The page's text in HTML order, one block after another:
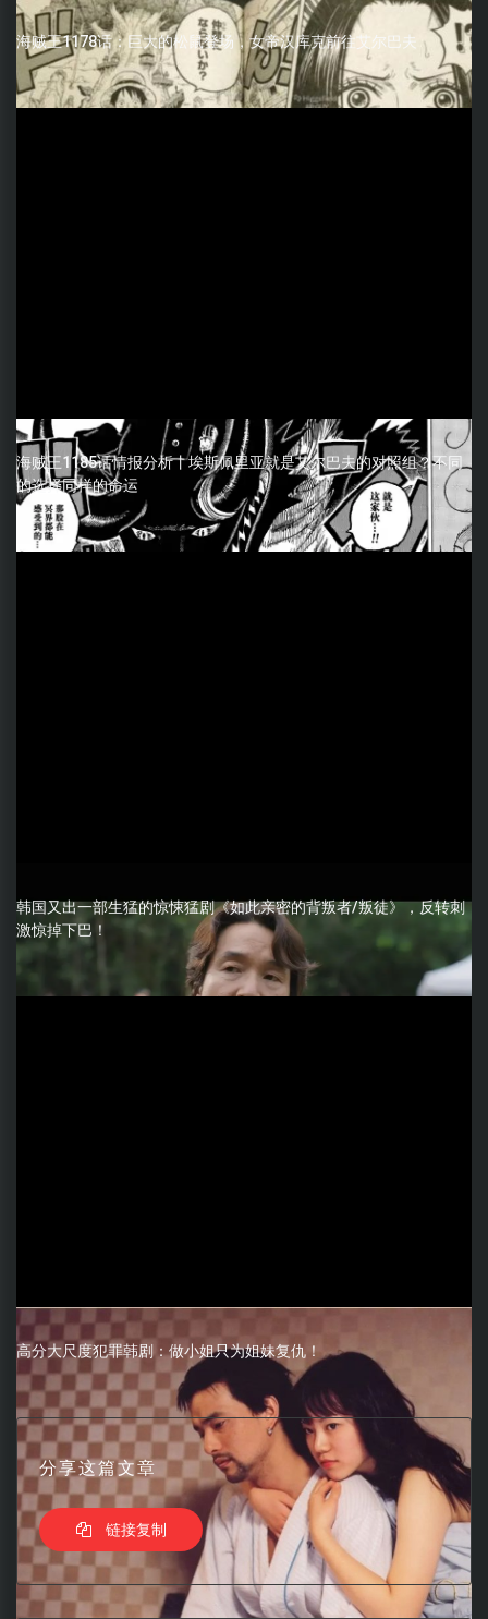
海贼王1178话：巨大的松鼠登场，女帝汉库克前往艾尔巴夫
海贼王1185话情报分析丨埃斯佩里亚就是艾尔巴夫的对照组？不同
的选择同样的命运
韩国又出一部生猛的惊悚猛剧《如此亲密的背叛者/叛徒》，反转刺
激惊掉下巴！
高分大尺度犯罪韩剧：做小姐只为姐妹复仇！
分享这篇文章
链接复制